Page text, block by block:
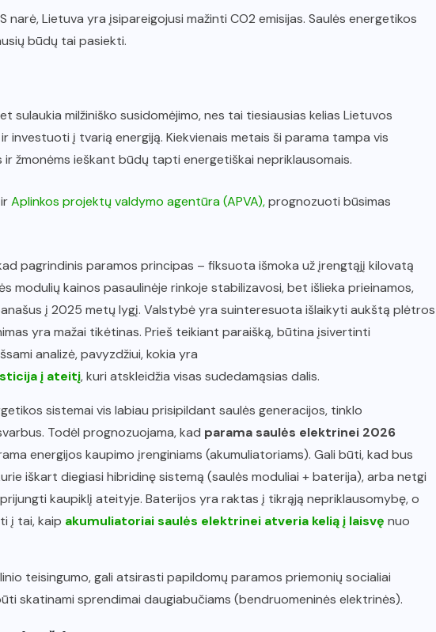
narė, Lietuva yra įsipareigojusi mažinti CO2 emisijas. Saulės energetikos
būdų tai pasiekti.
sulaukia milžiniško susidomėjimo, nes tai tiesiausias kelias Lietuvos
investuoti į tvarią energiją. Kiekvienais metais ši parama tampa vis
žmonėms ieškant būdų tapti energetiškai nepriklausomais.
Aplinkos projektų valdymo agentūra (APVA),prognozuoti būsimas
pagrindinis paramos principas – fiksuota išmoka už įrengtąjį kilovatą
modulių kainos pasaulinėje rinkoje stabilizavosi, bet išlieka prieinamos,
į 2025 metų lygį. Valstybė yra suinteresuota išlaikyti aukštą plėtros
yra mažai tikėtinas. Prieš teikiant paraišką, būtina įsivertinti
analizė, pavyzdžiui, kokia yra
į ateitį, kuri atskleidžia visas sudedamąsias dalis.
sistemai vis labiau prisipildant saulės generacijos, tinklo
Todėl prognozuojama, kad parama saulės elektrinei 2026
energijos kaupimo įrenginiams (akumuliatoriams). Gali būti, kad bus
iškart diegiasi hibridinę sistemą (saulės moduliai + baterija), arba netgi
kaupiklį ateityje. Baterijos yra raktas į tikrąją nepriklausomybę, o
į tai, kaip akumuliatoriai saulės elektrinei atveria kelią į laisvę nuo
teisingumo, gali atsirasti papildomų paramos priemonių socialiai
skatinami sprendimai daugiabučiams (bendruomeninės elektrinės).